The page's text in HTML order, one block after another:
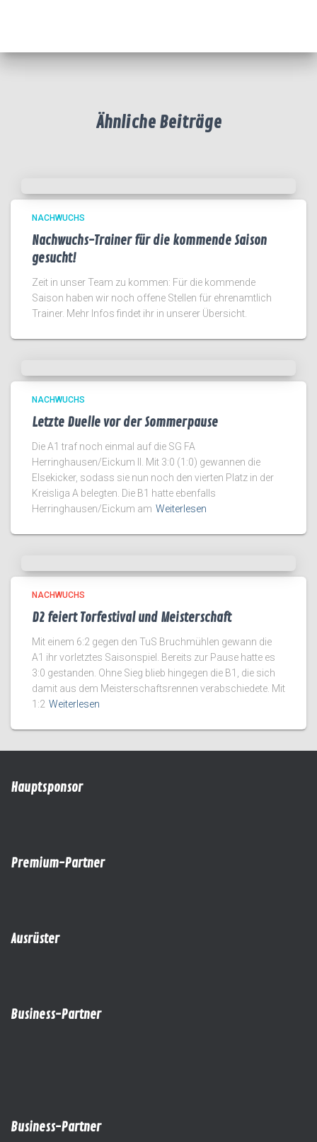
Ähnliche Beiträge
NACHWUCHS
Nachwuchs-Trainer für die kommende Saison
gesucht!
Zeit in unser Team zu kommen: Für die kommende
Saison haben wir noch offene Stellen für ehrenamtlich
Trainer. Mehr Infos findet ihr in unserer Übersicht.
NACHWUCHS
Letzte Duelle vor der Sommerpause
Die A1 traf noch einmal auf die SG FA
Herringhausen/Eickum II. Mit 3:0 (1:0) gewannen die
Elsekicker, sodass sie nun noch den vierten Platz in der
Kreisliga A belegten. Die B1 hatte ebenfalls
Herringhausen/Eickum am Weiterlesen
NACHWUCHS
D2 feiert Torfestival und Meisterschaft
Mit einem 6:2 gegen den TuS Bruchmühlen gewann die
A1 ihr vorletztes Saisonspiel. Bereits zur Pause hatte es
3:0 gestanden. Ohne Sieg blieb hingegen die B1, die sich
damit aus dem Meisterschaftsrennen verabschiedete. Mit
1:2 Weiterlesen
Hauptsponsor
Premium-Partner
Ausrüster
Business-Partner
Business-Partner